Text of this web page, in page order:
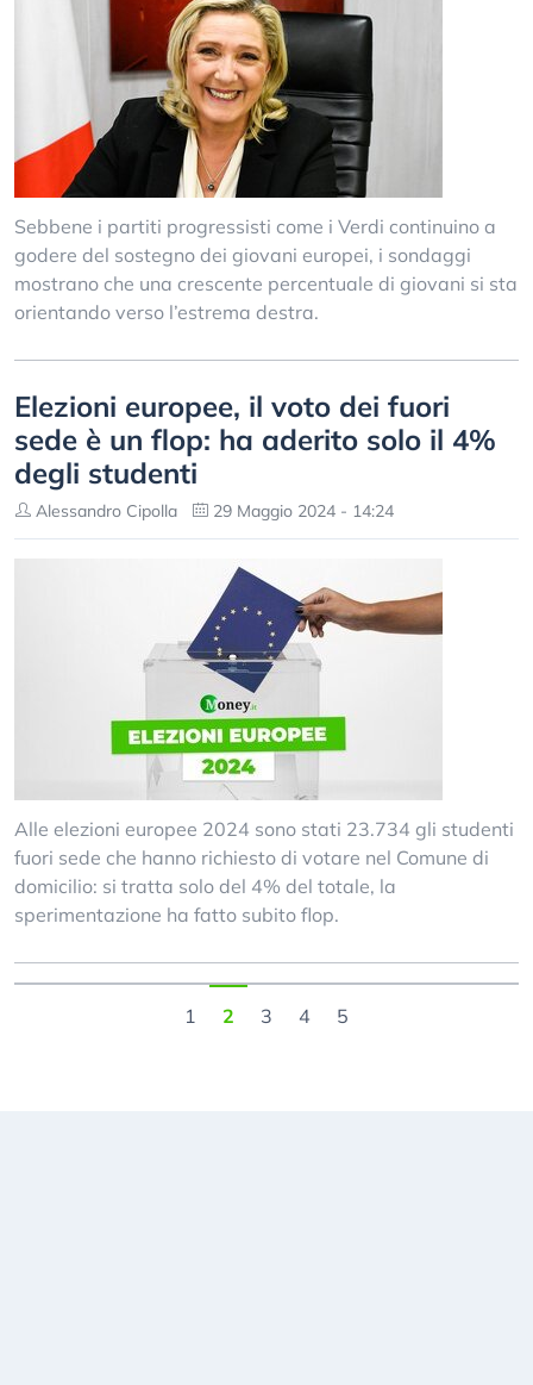
Sebbene i partiti progressisti come i Verdi continuino a
godere del sostegno dei giovani europei, i sondaggi
mostrano che una crescente percentuale di giovani si sta
orientando verso l’estrema destra.
Elezioni europee, il voto dei fuori
sede è un flop: ha aderito solo il 4%
degli studenti
Alessandro Cipolla 29 Maggio 2024 - 14:24
Alle elezioni europee 2024 sono stati 23.734 gli studenti
fuori sede che hanno richiesto di votare nel Comune di
domicilio: si tratta solo del 4% del totale, la
sperimentazione ha fatto subito flop.
1 2 3 4 5